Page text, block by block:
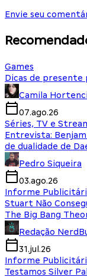
Envie seu
Games
Dicas de presente
Camila
07.ago.26
Séries, TV e
Entrevista:
de dualidade de
Pedro Siqueira
03.ago.26
Informe
Stuart Não
The Big Bang
Redação
31.jul.26
Informe
Testamos Silver